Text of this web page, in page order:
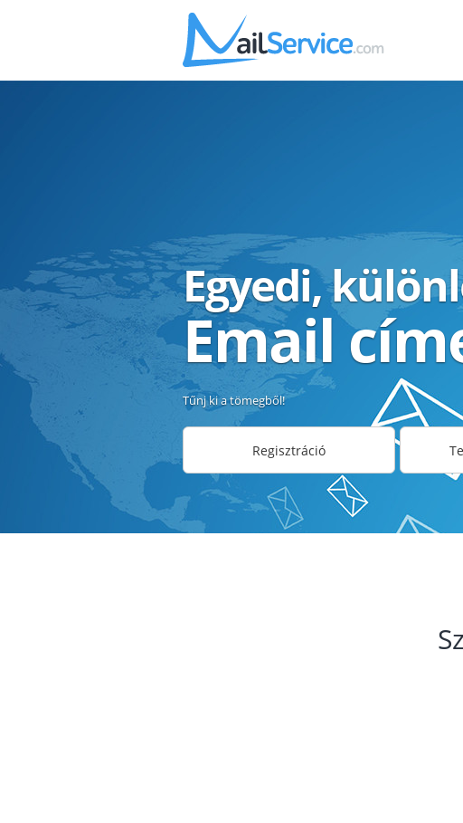
Egyedi,
Email
Tűnj ki a tömegből!
Regisztráció